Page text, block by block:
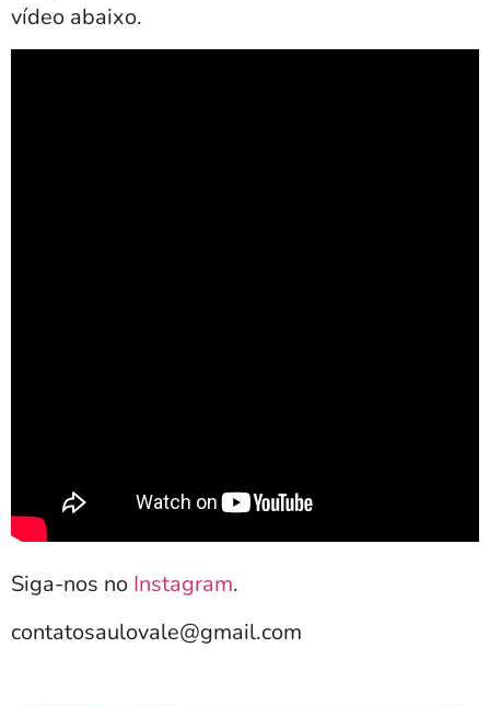
vídeo abaixo.
Siga-nos no Instagram.
contatosaulovale@gmail.com